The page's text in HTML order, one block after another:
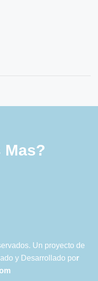
Mas?
Un proyecto de
y Desarrollado por